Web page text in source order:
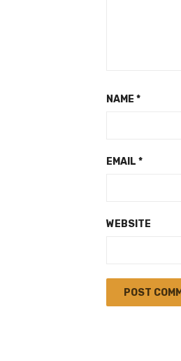
NAME *
EMAIL *
WEBSITE